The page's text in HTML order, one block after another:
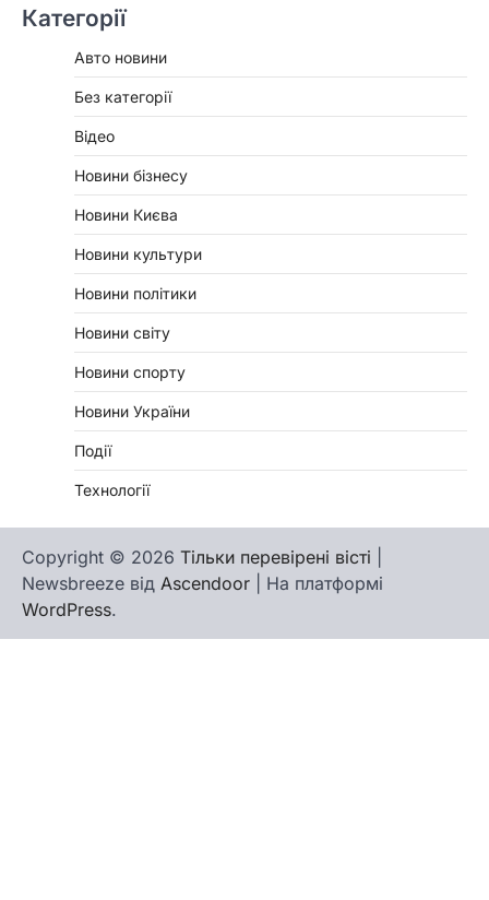
Категорії
Авто новини
Без категорії
Відео
Новини бізнесу
Новини Києва
Новини культури
Новини політики
Новини світу
Новини спорту
Новини України
Події
Технології
Copyright © 2026 Тільки перевірені вісті
Newsbreeze від Ascendoor | На платформі
WordPress.